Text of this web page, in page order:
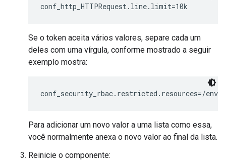
conf_http_HTTPRequest.line.limit=10k
Se o token aceita vários valores, separe cada um
deles com uma vírgula, conforme mostrado a seguir
exemplo mostra:
conf_security_rbac.restricted.resources=/
Para adicionar um novo valor a uma lista como essa,
você normalmente anexa o novo valor ao final da lista.
Reinicie o componente: